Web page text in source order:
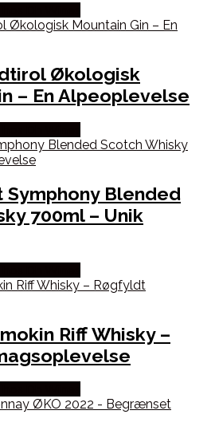
Økologisk
– En Alpeoplevelse
Blended
700ml – Unik
Riff Whisky –